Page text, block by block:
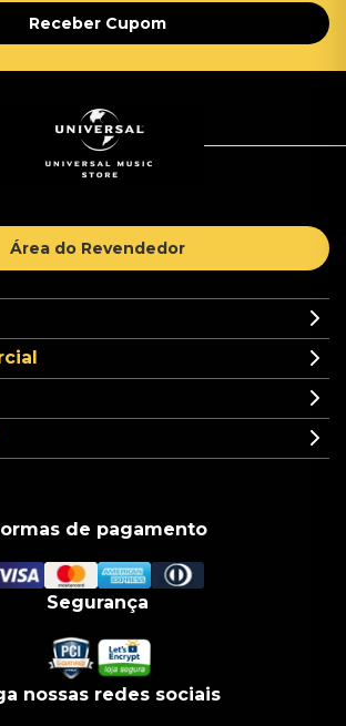
Receber Cupom
Área do Revendedor
de pagamento
Segurança
nossas redes sociais